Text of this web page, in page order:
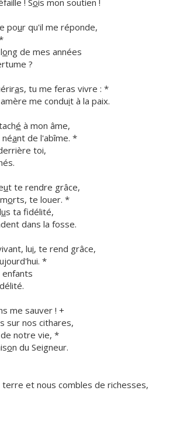
! Sois mon soutien !
pour qu'il me réponde,
ong de mes années
?
as, tu me feras vivre : *
me conduit à la paix.
é à mon âme,
ant de l'abîme. *
toi,
ut te rendre grâce,
orts, te louer. *
us ta fidélité,
dans la fosse.
lui, te rend grâce,
*
me sauver ! +
sur nos cithares,
notre vie, *
on du Seigneur.
et nous combles de richesses,